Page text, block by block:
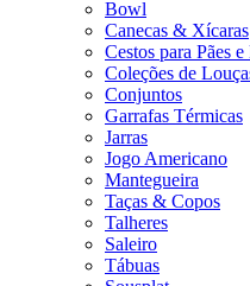
Bowl
Canecas & Xícaras
Cestos para Pães
Coleções de
Conjuntos
Garrafas Térmicas
Jarras
Jogo Americano
Mantegueira
Taças & Copos
Talheres
Saleiro
Tábuas